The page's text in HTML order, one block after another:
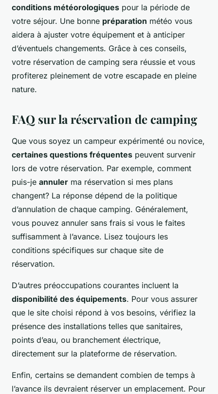
conditions météorologiques pour la période de
votre séjour. Une bonne préparation météo vous
aidera à ajuster votre équipement et à anticiper
d’éventuels changements. Grâce à ces conseils,
votre réservation de camping sera réussie et vous
profiterez pleinement de votre escapade en pleine
nature.
FAQ sur la réservation de camping
Que vous soyez un campeur expérimenté ou novice,
certaines questions fréquentes peuvent survenir
lors de votre réservation. Par exemple, comment
puis-je annuler ma réservation si mes plans
changent? La réponse dépend de la politique
d’annulation de chaque camping. Généralement,
vous pouvez annuler sans frais si vous le faites
suffisamment à l’avance. Lisez toujours les
conditions spécifiques sur chaque site de
réservation.
D’autres préoccupations courantes incluent la
disponibilité des équipements. Pour vous assurer
que le site choisi répond à vos besoins, vérifiez la
présence des installations telles que sanitaires,
points d’eau, ou branchement électrique,
directement sur la plateforme de réservation.
Enfin, certains se demandent combien de temps à
l’avance ils devraient réserver un emplacement. Pour